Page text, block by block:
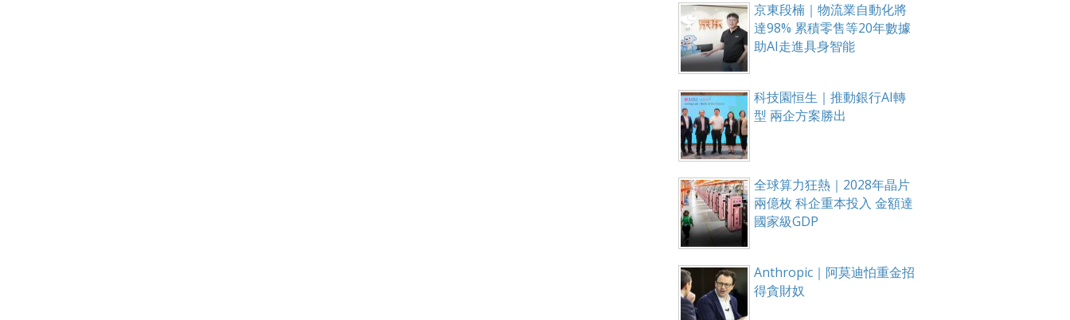
京東段楠｜物流業自動化將
達98% 累積零售等20年數據
助AI走進具身智能
科技園恒生｜推動銀行AI轉
型 兩企方案勝出
全球算力狂熱｜2028年晶片
兩億枚 科企重本投入 金額達
國家級GDP
Anthropic｜阿莫迪怕重金招
得貪財奴